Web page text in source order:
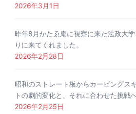
2026年3月1日
昨年8月かたゑ庵に視察に来た法政大
りに来てくれました。
2026年2月28日
昭和のストレート板からカービングス
トの劇的変化と、それに合わせた挑戦へ
2026年2月25日